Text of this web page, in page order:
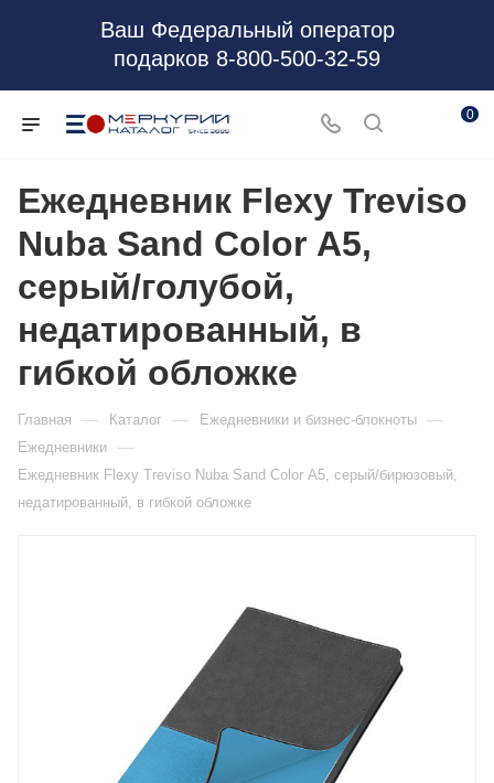
Ваш Федеральный оператор
подарков 8-800-500-32-59
0
Ежедневник Flexy Treviso
Nuba Sand Color А5,
серый/голубой,
недатированный, в
гибкой обложке
Главная — Каталог — Ежедневники и бизнес-блокноты —
Ежедневники —
Ежедневник Flexy Treviso Nuba Sand Color А5, серый/бирюзовый,
недатированный, в гибкой обложке